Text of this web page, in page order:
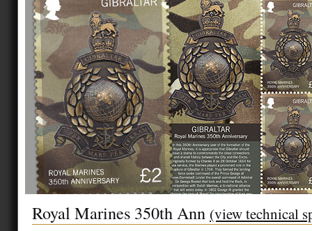
Royal Marines 350th Ann (view technical